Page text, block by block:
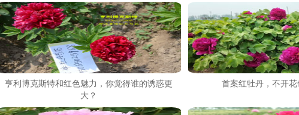
亨利博克斯特和红色魅力，你觉得谁的诱惑更
大？
首案红牡丹，不开